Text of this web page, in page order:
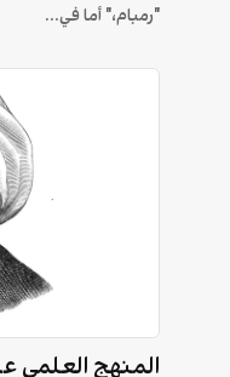
"رمبام،" أما في...
المنهج العلمي